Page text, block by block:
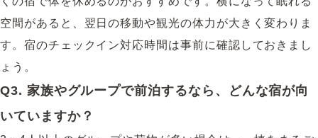
空間があると、翌日の移動や観光の体力が大きく変わりま
す。宿のチェックイン対応時間は事前に確認しておきまし
ょう。
Q3. 家族やグループで前泊するなら、どんな宿が向
いていますか？